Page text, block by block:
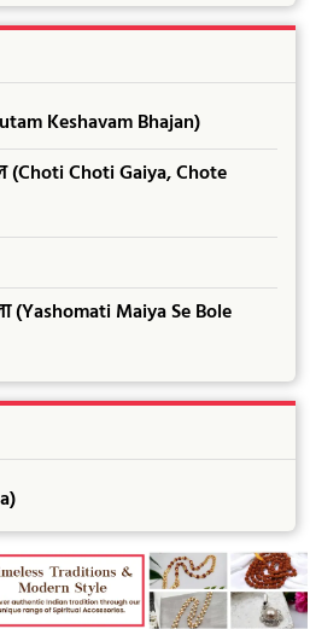
Keshavam Bhajan)
(Choti Choti Gaiya, Chote
(Yashomati Maiya Se Bole